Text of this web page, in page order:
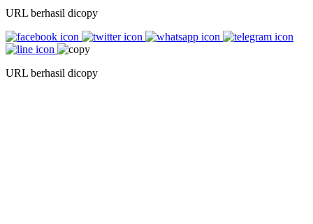
URL berhasil dicopy
URL berhasil dicopy